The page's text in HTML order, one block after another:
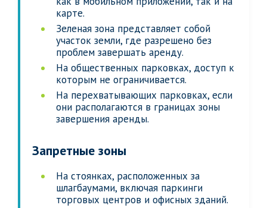
карте.
Зеленая зона представляет собой
участок земли, где разрешено без
проблем завершать аренду.
На общественных парковках, доступ к
которым не ограничивается.
На перехватывающих парковках, если
они располагаются в границах зоны
завершения аренды.
Запретные зоны
На стоянках, расположенных за
шлагбаумами, включая паркинги
торговых центров и офисных зданий.